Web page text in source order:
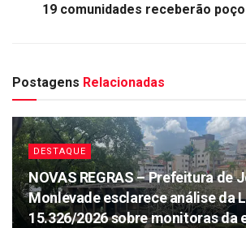
19 comunidades receberão
Postagens Relacionadas
DESTAQUE
NOVAS REGRAS – Prefeitura de
Monlevade esclarece análise da
15.326/2026 sobre monitoras da